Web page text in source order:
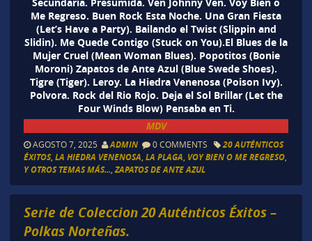
Me Regreso. Buen Rock Esta Noche. Una Gran Fiesta
(Let’s Have a Party). Bailando el Twist (Slippin and
Slidin). Me Quede Contigo (Stuck on You).El Blues de la
Mujer Cruel (Mean Woman Blues). Popotitos (Bonie
Moroni) Zapatos de Ante Azul (Blue Swede Shoes).
Tigre (Tiger). Leroy. La Hiedra Venenosa (Poison Ivy).
Polvora. Rock del Rio Rojo. Deja el Sol Brillar (Let the
Four Winds Blow) Pensaba en Ti.
MDV
AGOSTO 7, 2025 ADMIN 0 COMMENTS
20 AUTÉNTICOS
ÉXITOS, LA HIEDRA VENENOSA LA PLAGA VOY BIEN O ME REGRESO,
Y OTROS TEMAS MÁS... ZAPATOS DE ANTE AZUL
Serie de Coleccion 20 Auténticos Éxitos –
Polkas Norteñas.